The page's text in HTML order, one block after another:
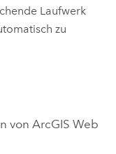
Laufwerk
zu
von ArcGIS Web